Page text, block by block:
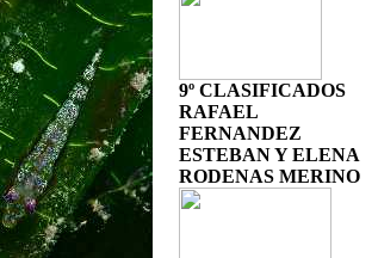
9º CLASIFICADOS
RAFAEL
FERNANDEZ
ESTEBAN Y ELENA
RODENAS MERINO